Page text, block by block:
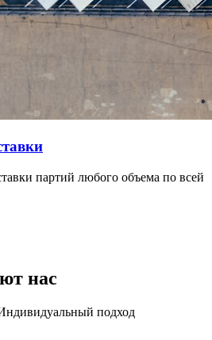
партий любого объема по всей
нас
подход